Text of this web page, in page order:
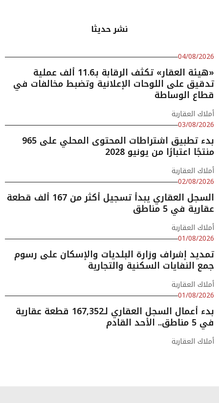
نشر حديثا
04/08/2026
«هيئة العقار» تكثف الرقابة بـ11.6 ألف عملية
تدقيق على اللوحات الإعلانية وتضبط مخالفات في
قطاع الوساطة
أملاك العقارية
03/08/2026
بدء تطبيق اشتراطات المحتوى المحلي على 965
منتجًا اعتبارًا من يونيو 2028
أملاك العقارية
02/08/2026
السجل العقاري يبدأ تسجيل أكثر من 167 ألف قطعة
عقارية في 5 مناطق
أملاك العقارية
01/08/2026
تمديد إشراف وزارة البلديات والإسكان على رسوم
جمع النفايات السكنية والتجارية
أملاك العقارية
01/08/2026
بدء أعمال السجل العقاري لـ167,352 قطعة عقارية
في 5 مناطق.. الأحد القادم
أملاك العقارية